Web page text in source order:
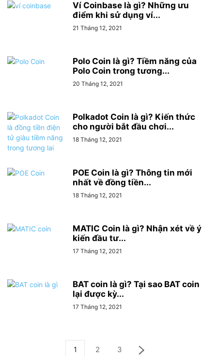
Ví Coinbase là gì? Những ưu
điểm khi sử dụng ví...
21 Tháng 12, 2021
Polo Coin là gì? Tiềm năng của
Polo Coin trong tương...
20 Tháng 12, 2021
Polkadot Coin là gì? Kiến thức
cho người bắt đầu chơi...
18 Tháng 12, 2021
POE Coin là gì? Thông tin mới
nhất về đồng tiền...
18 Tháng 12, 2021
MATIC Coin là gì? Nhận xét về ý
kiến đầu tư...
17 Tháng 12, 2021
BAT coin là gì? Tại sao BAT coin
lại được kỳ...
17 Tháng 12, 2021
1 2 3